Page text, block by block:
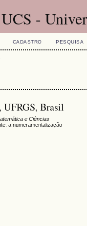
-
CADASTRO PESQUISA
UFRGS, Brasil
e Ciências
a numeramentalização